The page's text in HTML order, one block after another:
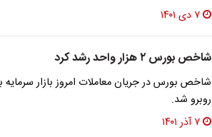
۷ دی ۱۴۰۱
شاخص بورس ۲ هزار واحد رشد کرد
روبرو شد.
۷ آذر ۱۴۰۱